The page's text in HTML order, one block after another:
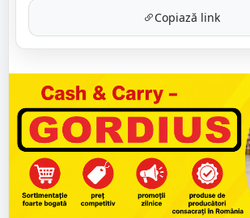
Copiază link